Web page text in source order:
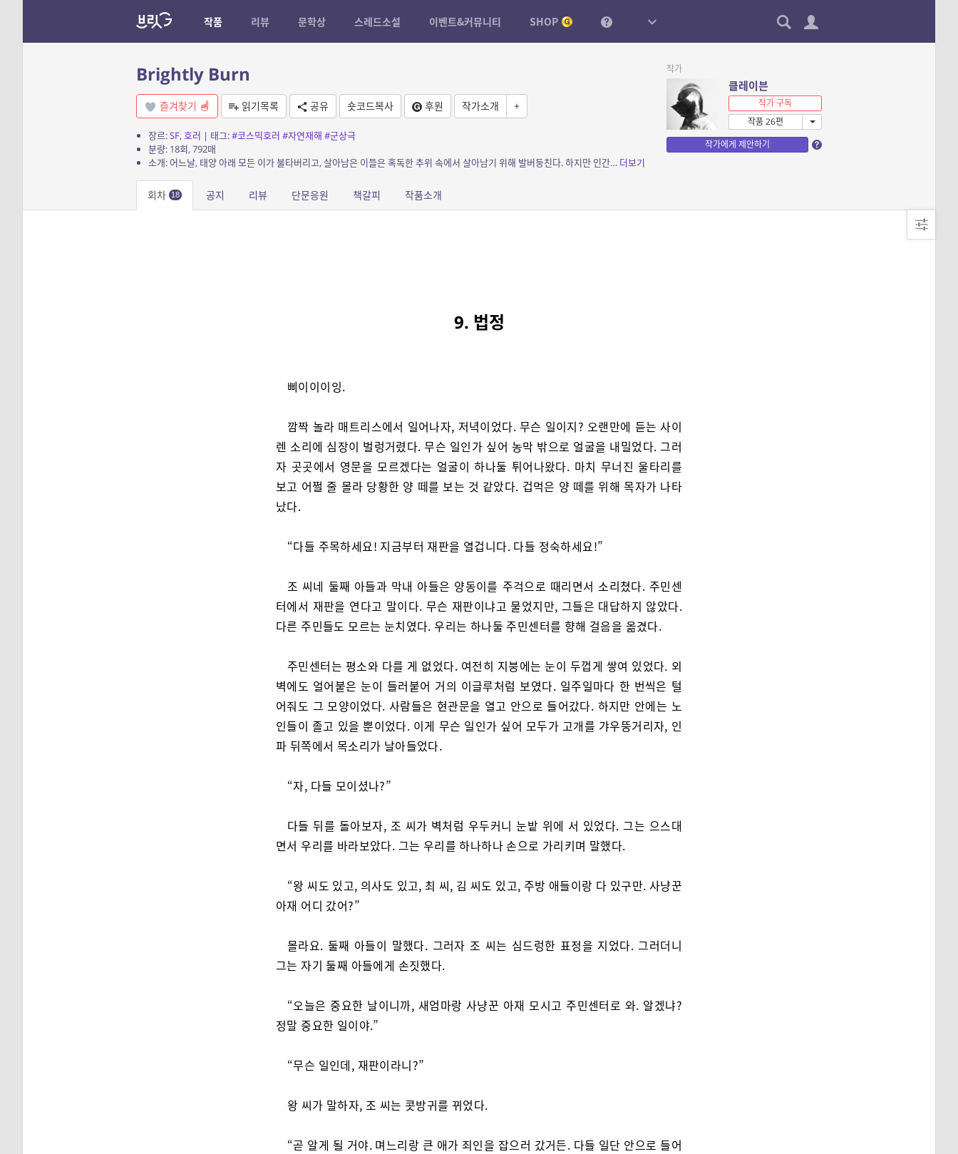
작품 리뷰 문학상 스레드소설 이벤트&커뮤니티 SHOP
Brightly Burn
즐겨찾기 읽기목록 공유 숏코드복사 후원 작가소개 +
장르:SF, 호러 | 태그:#코스믹호러 #자연재해 #군상극
분량: 18회, 792매
소개: 어느날, 태양 아래 모든 이가 불타버리고, 살아남은 이들은 혹독한 추위 속에서 살아남기 위해 발버둥친다. 하지만 인간은 언제나 인간답게 무너지는데. 더보기
작가
클레이븐
작가 구독
작품 26편
작가에게 제안하기
회차 18 공지 리뷰 단문응원 책갈피 작품소개
9. 법정
삐이이이잉.
깜짝 놀라 매트리스에서 일어나자, 저녁이었다. 무슨 일이지? 오랜만에 듣는 사이
렌 소리에 심장이 벌렁거렸다. 무슨 일인가 싶어 농막 밖으로 얼굴을 내밀었다. 그러
자 곳곳에서 영문을 모르겠다는 얼굴이 하나둘 튀어나왔다. 마치 무너진 울타리를
보고 어쩔 줄 몰라 당황한 양 떼를 보는 것 같았다. 겁먹은 양 떼를 위해 목자가 나타
났다.
“다들 주목하세요! 지금부터 재판을 열겁니다. 다들 정숙하세요!”
조 씨네 둘째 아들과 막내 아들은 양동이를 주걱으로 때리면서 소리쳤다. 주민센
터에서 재판을 연다고 말이다. 무슨 재판이냐고 물었지만, 그들은 대답하지 않았다.
다른 주민들도 모르는 눈치였다. 우리는 하나둘 주민센터를 향해 걸음을 옮겼다.
주민센터는 평소와 다를 게 없었다. 여전히 지붕에는 눈이 두껍게 쌓여 있었다. 외
벽에도 얼어붙은 눈이 들러붙어 거의 이글루처럼 보였다. 일주일마다 한 번씩은 털
어줘도 그 모양이었다. 사람들은 현관문을 열고 안으로 들어갔다. 하지만 안에는 노
인들이 졸고 있을 뿐이었다. 이게 무슨 일인가 싶어 모두가 고개를 갸우뚱거리자, 인
파 뒤쪽에서 목소리가 날아들었다.
“자, 다들 모이셨나?”
다들 뒤를 돌아보자, 조 씨가 벽처럼 우두커니 눈밭 위에 서 있었다. 그는 으스대
면서 우리를 바라보았다. 그는 우리를 하나하나 손으로 가리키며 말했다.
“왕 씨도 있고, 의사도 있고, 최 씨, 김 씨도 있고, 주방 애들이랑 다 있구만. 사냥꾼
아재 어디 갔어?”
몰라요. 둘째 아들이 말했다. 그러자 조 씨는 심드렁한 표정을 지었다. 그러더니
그는 자기 둘째 아들에게 손짓했다.
“오늘은 중요한 날이니까, 새엄마랑 사냥꾼 아재 모시고 주민센터로 와. 알겠냐?
정말 중요한 일이야.”
“무슨 일인데, 재판이라니?”
왕 씨가 말하자, 조 씨는 콧방귀를 뀌었다.
“곧 알게 될 거야. 며느리랑 큰 애가 죄인을 잡으러 갔거든. 다들 일단 안으로 들어